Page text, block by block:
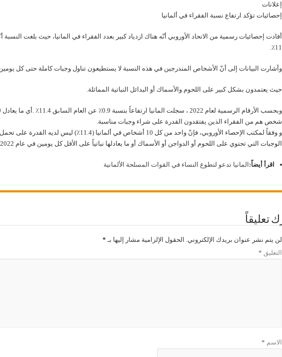
إعلانات
إحصائيات تؤكد ارتفاع نسبة الفقراء في ألمانيا
أفادت إحصائيات رسمية من الاتحاد الأوروبي أنّه هناك ازدياد كبير بعدد الفقراء في المانيا، حيث بلغت النسبة
11٪.
وأشارت البيانات إلى أنّ الأشخاص المندرجين في هذه النسبة لا يستطيعون تناول وجبات كاملة حتى كل
حيث يعتمدون بشكل كبير على اللحوم والأسماك أو البدائل النباتية المماثلة.
شخص هم من الفقراء الذين يفتقدون القدرة على شراء وجبات مناسبة.
و وفقاً لمكتب الإحصاء الأوروبي، فإنّ واحد من كل 10 أشخاص في ألمانيا (11.4٪) ليس لديه
الوجبات التي تحتوي على اللحوم أو الدواجن أو الأسماك أو ما يعادلها نباتياً على الأقل كل يومين في عام 2022.
اقرأ أيضاً: المانيا تدعو لتطوع النساء في القوات المسلحة الألمانية
تعليقاً
لن يتم نشر عنوان بريدك الإلكتروني. الحقول الإلزامية مشار إليها بـ *
التعليق *
الاسم *